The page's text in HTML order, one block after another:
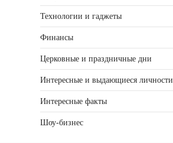
Технологии и гаджеты
Финансы
Церковные и праздничные дни
Интересные и выдающиеся личности
Интересные факты
Шоу-бизнес